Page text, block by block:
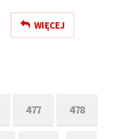
WIĘCEJ
477 478